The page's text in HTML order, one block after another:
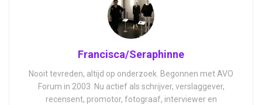
Francisca/Seraphinne
Nooit tevreden, altijd op onderzoek. Begonnen met AVO
Forum in 2003. Nu actief als schrijver, verslaggever,
recensent, promotor, fotograaf, interviewer en